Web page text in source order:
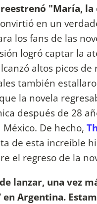
"María,
en un
los fans de las
logró captar la
altos picos de
también
la novela
después de 28
De hecho,
de esta increíble
el regreso de la
lanzar, una vez
en Argentina.